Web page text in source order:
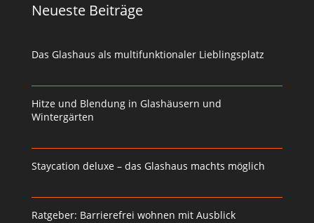
Neueste Beiträge
Das Glashaus als multifunktionaler Lieblingsplatz
Hitze und Blendung in Glashäusern und
Wintergärten
Staycation deluxe – das Glashaus machts möglich
Ratgeber: Barrierefrei wohnen mit Ausblick